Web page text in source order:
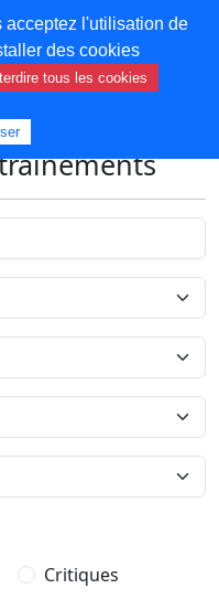
Critiques
l'utilisation de
des cookies
tous les cookies